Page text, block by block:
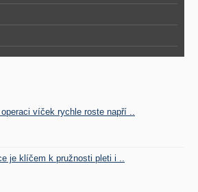
víček rychle roste napří ..
je klíčem k pružnosti pleti i ..